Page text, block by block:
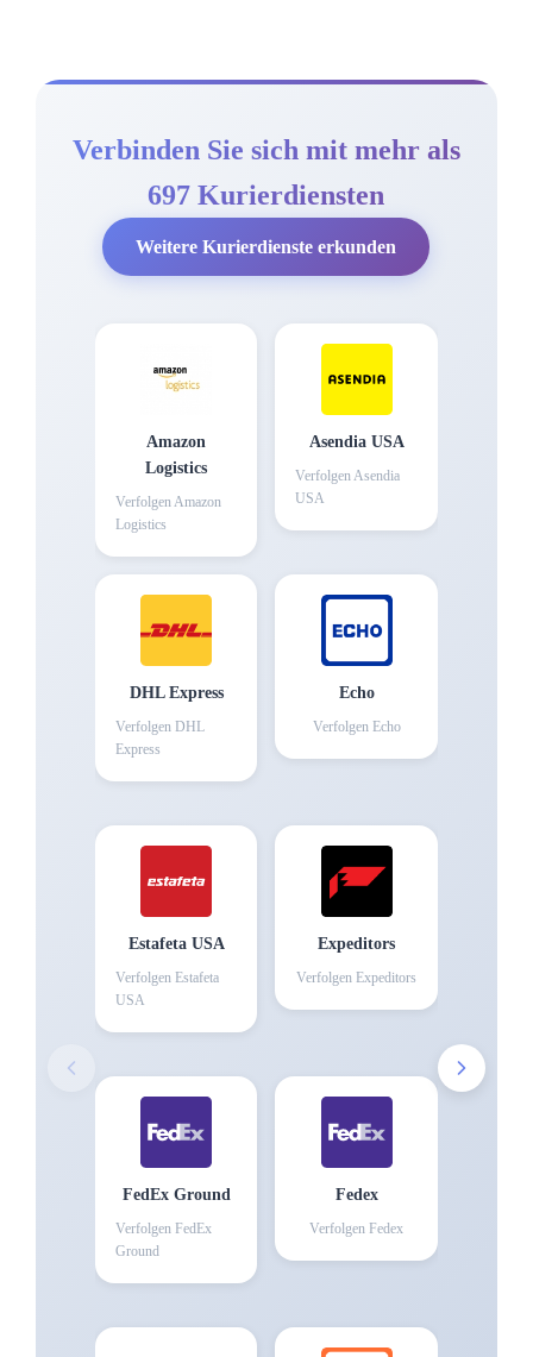
Verbinden Sie sich mit mehr als
697 Kurierdiensten
Weitere Kurierdienste erkunden
Amazon
Logistics
VerfolgenAmazon
Logistics
Asendia USA
VerfolgenAsendia
USA
DHL Express
Verfolgen DHL
Express
Echo
Verfolgen Echo
Estafeta USA
Verfolgen Estafeta
USA
Expeditors
Verfolgen Expeditors
FedEx Ground
Verfolgen FedEx
Ground
Fedex
Verfolgen Fedex